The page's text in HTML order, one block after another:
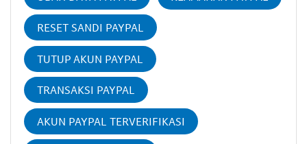
RESET SANDI PAYPAL
TUTUP AKUN PAYPAL
TRANSAKSI PAYPAL
AKUN PAYPAL TERVERIFIKASI